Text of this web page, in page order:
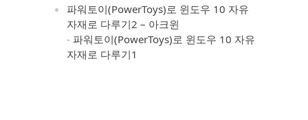
파워토이(PowerToys)로 윈도우 10 자유
자재로 다루기2 – 아크윈
- 파워토이(PowerToys)로 윈도우 10 자유
자재로 다루기1